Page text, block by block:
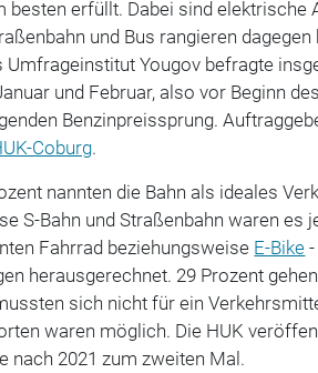
besten erfüllt. Dabei sind elektrische
und Bus rangieren
Umfrageinstitut Yougov befragte
und Februar, also vor Beginn
Benzinpreissprung.
Coburg.
nannten die Bahn als ideales
S-Bahn und Straßenbahn waren es
Fahrrad beziehungsweise E-Bike
herausgerechnet. 29 Prozent
sich nicht für ein
waren möglich. Die HUK
nach 2021 zum zweiten Mal.